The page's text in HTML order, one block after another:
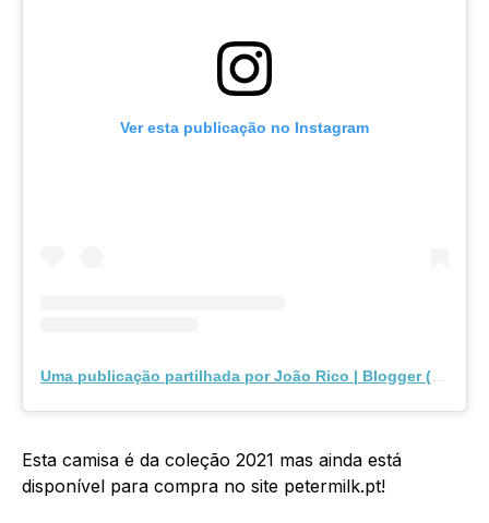
Ver esta publicação no Instagram
Esta camisa é da coleção 2021 mas ainda está
disponível para compra no site petermilk.pt!